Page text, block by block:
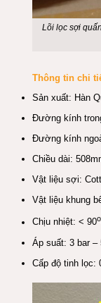
Lõi lọc sợi
Thông tin chi
Sản xuất: Hàn
Đường kính
Đường kính
Chiều dài:
Vật liệu sợi:
Vật liệu khung
Chịu nhiệt: < 90o
Áp suất: 3 bar –
Cấp độ tinh lọc: